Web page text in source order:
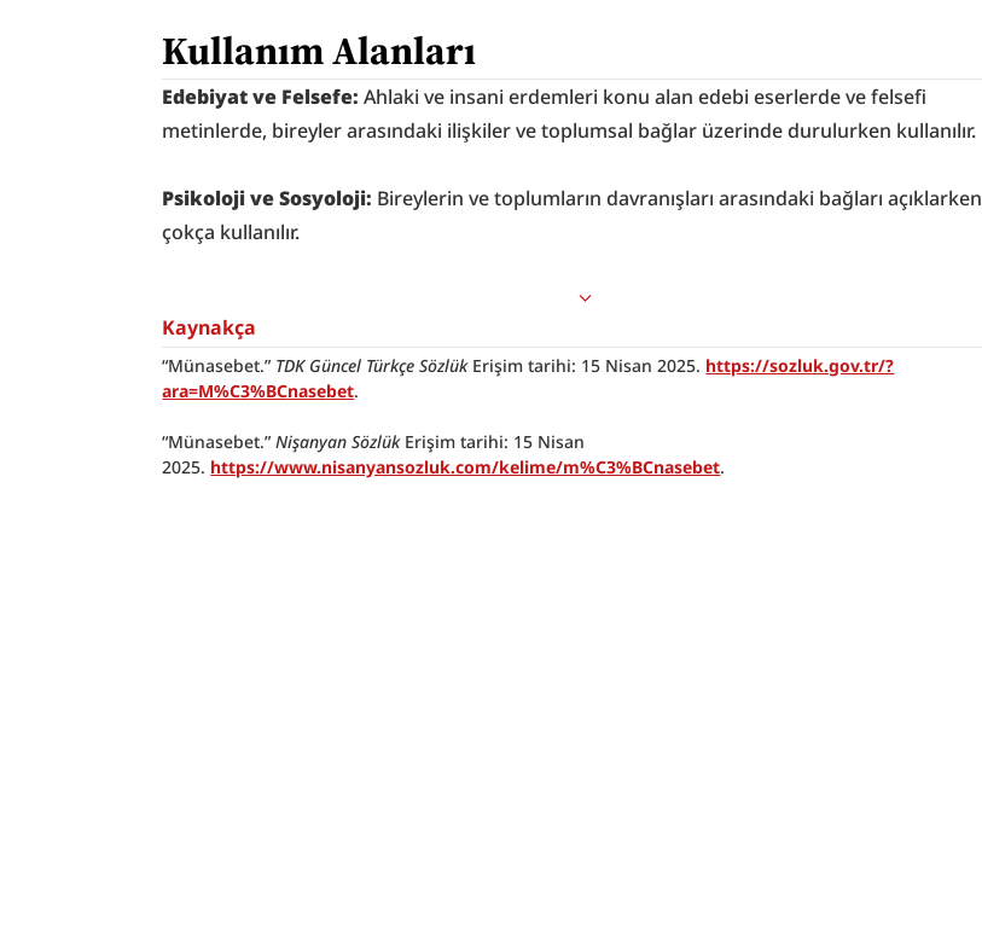
Kullanım Alanları
Edebiyat ve Felsefe: Ahlaki ve insani erdemleri konu alan edebi eserlerde ve felsefi
metinlerde, bireyler arasındaki ilişkiler ve toplumsal bağlar üzerinde durulurken kullanılır.
Psikoloji ve Sosyoloji: Bireylerin ve toplumların davranışları arasındaki bağları açıklarken
çokça kullanılır.
Kaynakça
“Münasebet.” TDK Güncel Türkçe Sözlük Erişim tarihi: 15 Nisan 2025. https://sozluk.gov.tr/?
ara=M%C3%BCnasebet.
“Münasebet.” Nişanyan Sözlük Erişim tarihi: 15 Nisan
2025. https://www.nisanyansozluk.com/kelime/m%C3%BCnasebet.